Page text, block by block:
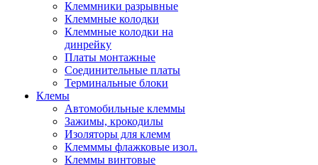
Клеммники разрывные
Клеммные колодки
Клеммные колодки на
динрейку
Платы монтажные
Соединительные платы
Терминальные блоки
Клемы
Автомобильные клеммы
Зажимы, крокодилы
Изоляторы для клемм
Клемммы флажковые изол.
Клеммы винтовые